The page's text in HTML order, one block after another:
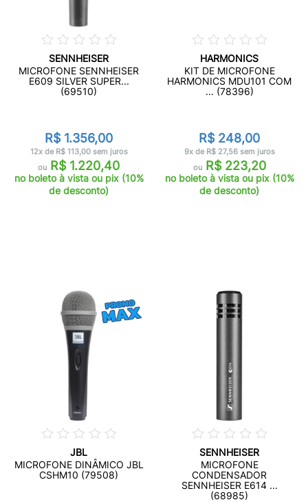
SENNHEISER
MICROFONE SENNHEISER
E609 SILVER SUPER...
(69510)
R$ 1.356,00
12x de R$ 113,00 sem juros
ou R$ 1.220,40
no boleto à vista ou pix (10%
de desconto)
HARMONICS
KIT DE MICROFONE
HARMONICS MDU101 COM
... (78396)
R$ 248,00
9x de R$ 27,56 sem juros
ouR$ 223,20
no boleto à vista ou pix (10%
de desconto)
JBL
MICROFONE DINÂMICO JBL
CSHM10 (79508)
SENNHEISER
MICROFONE
CONDENSADOR
SENNHEISER E614 ...
(68985)